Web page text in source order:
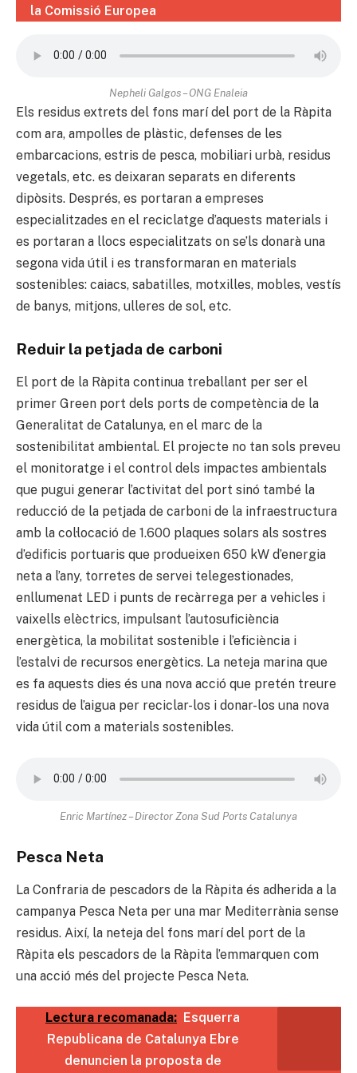
la Comissió Europea
Nepheli Galgos – ONG Enaleia
Els residus extrets del fons marí del port de la Ràpita
com ara, ampolles de plàstic, defenses de les
embarcacions, estris de pesca, mobiliari urbà, residus
vegetals, etc. es deixaran separats en diferents
dipòsits. Després, es portaran a empreses
especialitzades en el reciclatge d’aquests materials i
es portaran a llocs especialitzats on se’ls donarà una
segona vida útil i es transformaran en materials
sostenibles: caiacs, sabatilles, motxilles, mobles, vestís
de banys, mitjons, ulleres de sol, etc.
Reduir la petjada de carboni
El port de la Ràpita continua treballant per ser el
primer Green port dels ports de competència de la
Generalitat de Catalunya, en el marc de la
sostenibilitat ambiental. El projecte no tan sols preveu
el monitoratge i el control dels impactes ambientals
que pugui generar l’activitat del port sinó també la
reducció de la petjada de carboni de la infraestructura
amb la col·locació de 1.600 plaques solars als sostres
d’edificis portuaris que produeixen 650 kW d’energia
neta a l’any, torretes de servei telegestionades,
enllumenat LED i punts de recàrrega per a vehicles i
vaixells elèctrics, impulsant l’autosuficiència
energètica, la mobilitat sostenible i l’eficiència i
l’estalvi de recursos energètics. La neteja marina que
es fa aquests dies és una nova acció que pretén treure
residus de l’aigua per reciclar-los i donar-los una nova
vida útil com a materials sostenibles.
Enric Martínez – Director Zona Sud Ports Catalunya
Pesca Neta
La Confraria de pescadors de la Ràpita és adherida a la
campanya Pesca Neta per una mar Mediterrània sense
residus. Així, la neteja del fons marí del port de la
Ràpita els pescadors de la Ràpita l’emmarquen com
una acció més del projecte Pesca Neta.
Lectura recomanada: Esquerra
Republicana de Catalunya Ebre
denuncien la proposta de